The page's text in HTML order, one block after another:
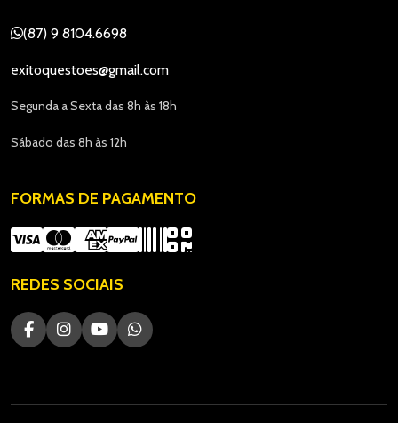
(87) 9 8104.6698
exitoquestoes@gmail.com
Segunda a Sexta das 8h às 18h
Sábado das 8h às 12h
FORMAS DE PAGAMENTO
REDES SOCIAIS